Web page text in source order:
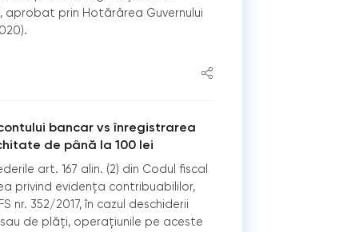
aprobat prin Hotărârea Guvernului
bancar vs înregistrarea
de până la 100 lei
art. 167 alin. (2) din Codul fiscal
privind evidența contribuabililor,
nr. 352/2017, în cazul deschiderii
de plăți, operaţiunile pe aceste